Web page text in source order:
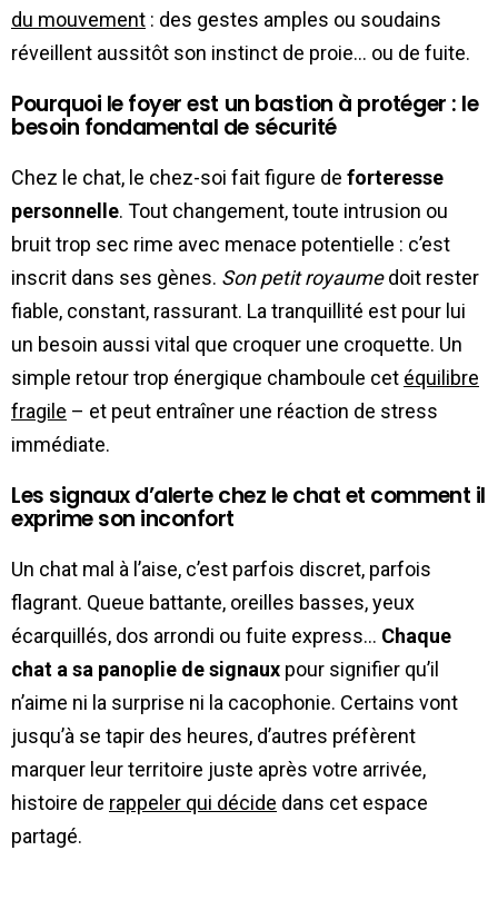
du mouvement : des gestes amples ou soudains
réveillent aussitôt son instinct de proie… ou de fuite.
Pourquoi le foyer est un bastion à protéger : le
besoin fondamental de sécurité
Chez le chat, le chez-soi fait figure de forteresse
personnelle. Tout changement, toute intrusion ou
bruit trop sec rime avec menace potentielle : c’est
inscrit dans ses gènes. Son petit royaumedoit rester
fiable, constant, rassurant. La tranquillité est pour lui
un besoin aussi vital que croquer une croquette. Un
simple retour trop énergique chamboule cet équilibre
fragile – et peut entraîner une réaction de stress
immédiate.
Les signaux d’alerte chez le chat et comment il
exprime son inconfort
Un chat mal à l’aise, c’est parfois discret, parfois
flagrant. Queue battante, oreilles basses, yeux
écarquillés, dos arrondi ou fuite express… Chaque
chat a sa panoplie de signaux pour signifier qu’il
n’aime ni la surprise ni la cacophonie. Certains vont
jusqu’à se tapir des heures, d’autres préfèrent
marquer leur territoire juste après votre arrivée,
histoire de rappeler qui décide dans cet espace
partagé.